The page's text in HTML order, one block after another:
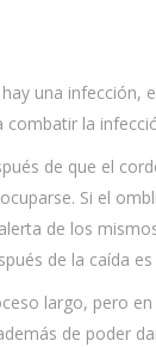
una
combatir la
de que el
Si el
de los
de la caída
largo, pero
de poder